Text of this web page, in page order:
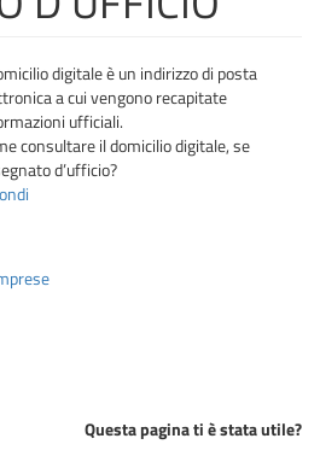
digitale è un indirizzo di posta
a cui vengono recapitate
ufficiali.
consultare il domicilio digitale, se
d’ufficio?
Questa pagina ti è stata utile?